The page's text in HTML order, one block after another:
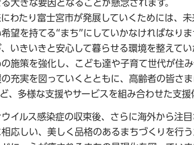
大きな要因となることが懸念されます。
わたり富士宮市が発展していくためには、
望を持てる“まち”にしていかなければなりま
いきいきと安心して暮らせる環境を整えてい
施策を強化し、こども達や子育て世代が住
充実を図っていくとともに、高齢者の皆さ
、多様な支援やサービスを組み合わせた支援
イルス感染症の収束後、さらに海外から注目
応しい、美しく品格のあるまちづくりを行